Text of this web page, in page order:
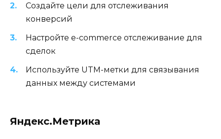
Создайте цели для отслеживания
конверсий
Настройте e-commerce отслеживание для
сделок
Используйте UTM-метки для связывания
данных между системами
Яндекс.Метрика